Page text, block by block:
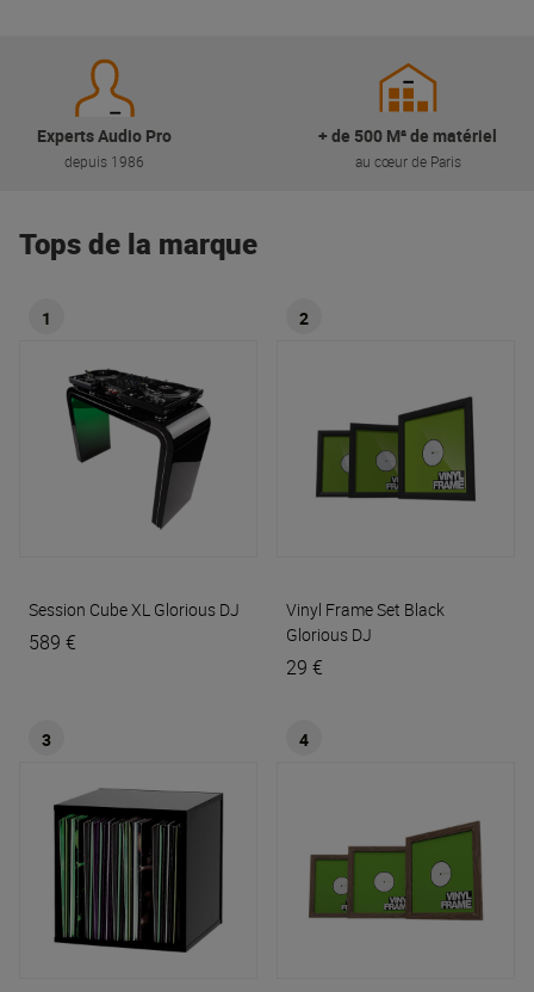
Experts Audio Pro
depuis 1986
+ de 500 M² de matériel
au cœur de Paris
Tops de la marque
1
Session Cube XL Glorious DJ
589 €
2
Vinyl Frame Set Black
Glorious DJ
29 €
3 4